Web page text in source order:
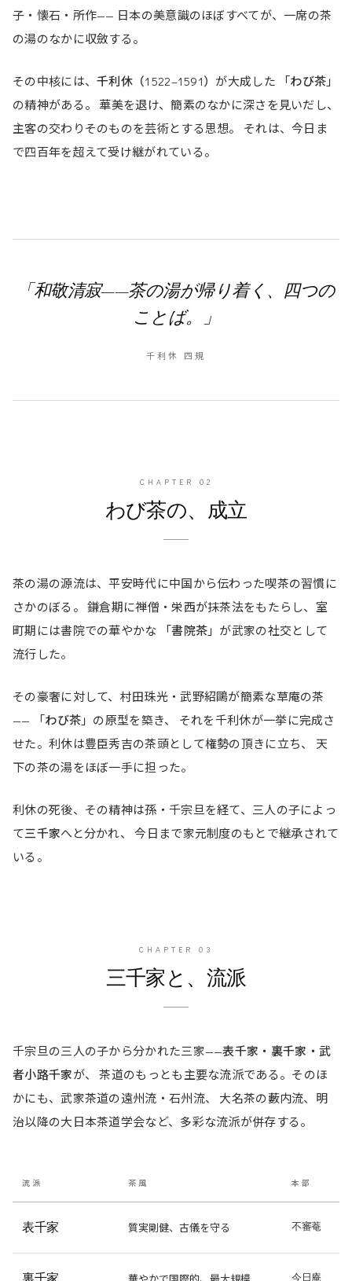
子・懐石・所作—— 日本の美意識のほぼすべてが、一席の茶
の湯のなかに収斂する。
その中核には、千利休（1522–1591） が大成した 「わび茶 」
の精神がある。 華美を退け、簡素のなかに深さを見いだし、
主客の交わりそのものを芸術とする思想。 それは、今日ま
で四百年を超えて受け継がれている。
「和敬清寂——茶の湯が帰り着く、四つの
ことば。」
千利休 四規
CHAPTER 02
わび茶の、成立
茶の湯の源流は、平安時代に中国から伝わった喫茶の習慣に
さかのぼる。 鎌倉期に禅僧・栄西が抹茶法をもたらし、室
町期には書院での華やかな 「書院茶 」が武家の社交として
流行した。
その豪奢に対して、村田珠光・武野紹鷗が簡素な草庵の茶
—— 「わび茶 」の原型を築き、 それを千利休が一挙に完成さ
せた。利休は豊臣秀吉の茶頭として権勢の頂きに立ち、 天
下の茶の湯をほぼ一手に担った。
利休の死後、その精神は孫・千宗旦を経て、三人の子によっ
て三千家へと分かれ、 今日まで家元制度のもとで継承されて
いる。
CHAPTER 03
三千家と、流派
千宗旦の三人の子から分かれた三家——表千家・裏千家・武
者小路千家が、 茶道のもっとも主要な流派である。そのほ
かにも、武家茶道の遠州流・石州流、 大名茶の藪内流、明
治以降の大日本茶道学会など、多彩な流派が併存する。
流派 茶風 本部
表千家 質実剛健、古儀を守る 不審菴
華やかで国際的、最大規模 今日庵